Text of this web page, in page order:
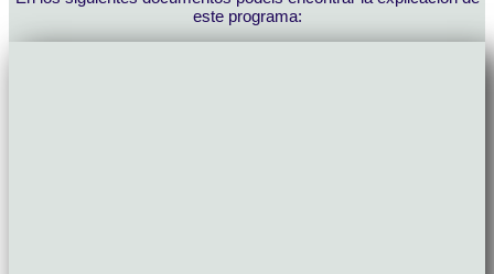
este programa: